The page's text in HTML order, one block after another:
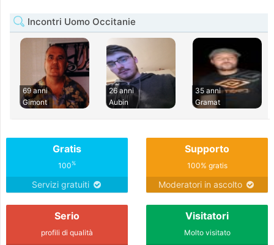
Incontri Uomo Occitanie
69 anni
Gimont
26 anni
Aubin
35 anni
Gramat
Gratis
100%
Servizi gratuiti
Supporto
100% gratis
Moderatori in ascolto
Serio
profili di qualità
Visitatori
Molto visitato